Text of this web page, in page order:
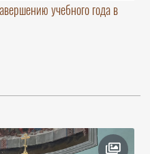
учебного года в